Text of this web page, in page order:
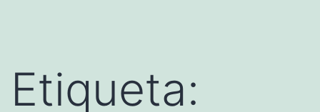
Etiqueta: